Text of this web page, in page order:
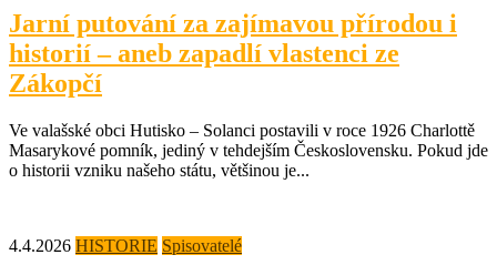
Jarní putování za zajímavou přírodou i
historií – aneb zapadlí vlastenci ze
Zákopčí
Ve valašské obci Hutisko – Solanci postavili v roce 1926 Charlottě
Masarykové pomník, jediný v tehdejším Československu. Pokud jde
o historii vzniku našeho státu, většinou je...
4.4.2026 HISTORIE Spisovatelé